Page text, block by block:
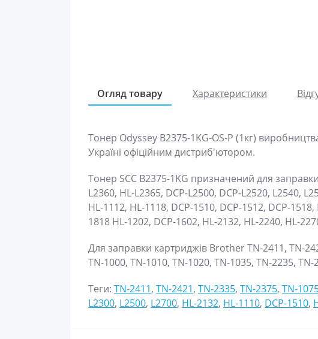
Огляд товару Характеристики
Тонер Odyssey B2375-1KG-OS-P (1кг)
Україні офіційним дистриб'ютором.
Тонер SCC B2375-1KG призначений для
L2360, HL-L2365, DCP-L2500, DCP-L2520, L2540,
HL-1112, HL-1118, DCP-1510, DCP-1512, DCP-
1818 HL-1202, DCP-1602, HL-2132, HL-2240, HL-
Для заправки картриджів Brother TN-2411, TN-
TN-1000, TN-1010, TN-1020, TN-1035, TN-2235, TN-
Теги: TN-2411, TN-2421, TN-2335, TN-2375, TN-
L2300, L2500, L2700, HL-2132, HL-1110, DCP-1510,